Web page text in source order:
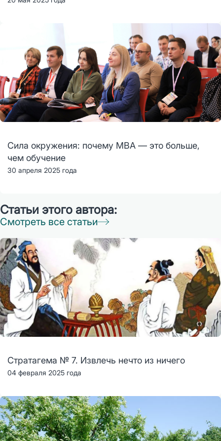
Сила окружения: почему MBA — это больше,
чем обучение
30 апреля 2025 года
Статьи этого автора:
Смотреть все статьи
Стратагема № 7. Извлечь нечто из ничего
04 февраля 2025 года